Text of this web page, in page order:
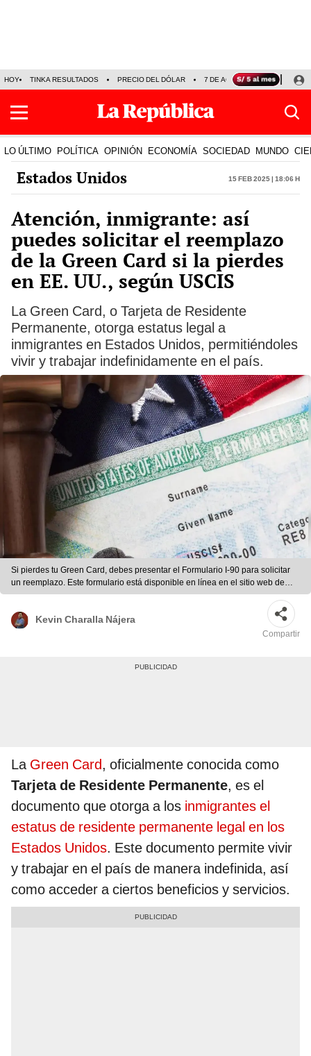
HOY TINKA RESULTADOS PRECIO DEL DÓLAR 7 DE AGOSTO OLLANTA
LO ÚLTIMO POLÍTICA OPINIÓN ECONOMÍA SOCIEDAD MUNDO
Estados Unidos 15 Feb 2025 | 18:06 h
Atención, inmigrante: así
puedes solicitar el reemplazo
de la Green Card si la pierdes
en EE. UU., según USCIS
La Green Card, o Tarjeta de Residente
Permanente, otorga estatus legal a
inmigrantes en Estados Unidos, permitiéndoles
vivir y trabajar indefinidamente en el país.
Si pierdes tu Green Card, debes presentar el Formulario I-90 para solicitar
un reemplazo. Este formulario está disponible en línea en el sitio web de
USCIS. Foto: SS1
Kevin Charalla Nájera
Compartir
La Green Card, oficialmente conocida como
Tarjeta de Residente Permanente, es el
documento que otorga a los inmigrantes el
estatus de residente permanente legal en los
Estados Unidos. Este documento permite vivir
y trabajar en el país de manera indefinida, así
como acceder a ciertos beneficios y servicios.